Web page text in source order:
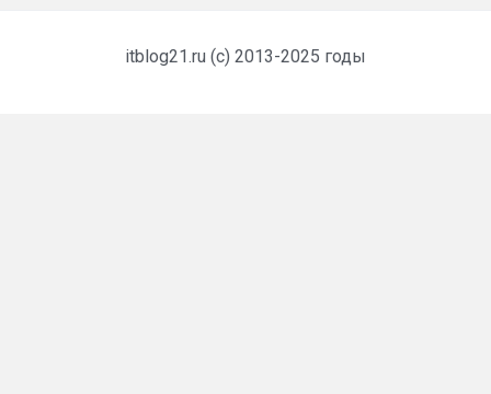
itblog21.ru (c) 2013-2025 годы